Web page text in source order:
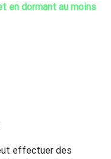
en dormant au moins
effectuer des